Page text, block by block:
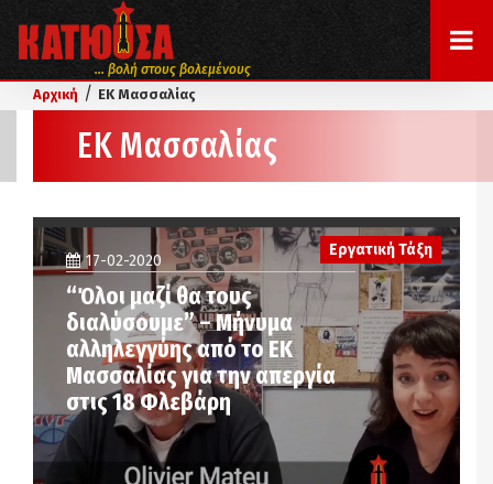
... βολή στους βολεμένους
Αρχική / ΕΚ Μασσαλίας
ΕΚ Μασσαλίας
Εργατική Τάξη
17-02-2020
“Όλοι μαζί θα τους
διαλύσουμε” – Μήνυμα
αλληλεγγύης από το ΕΚ
Μασσαλίας για την απεργία
στις 18 Φλεβάρη